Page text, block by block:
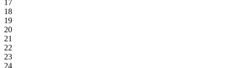
17
18
19
20
21
22
23
24